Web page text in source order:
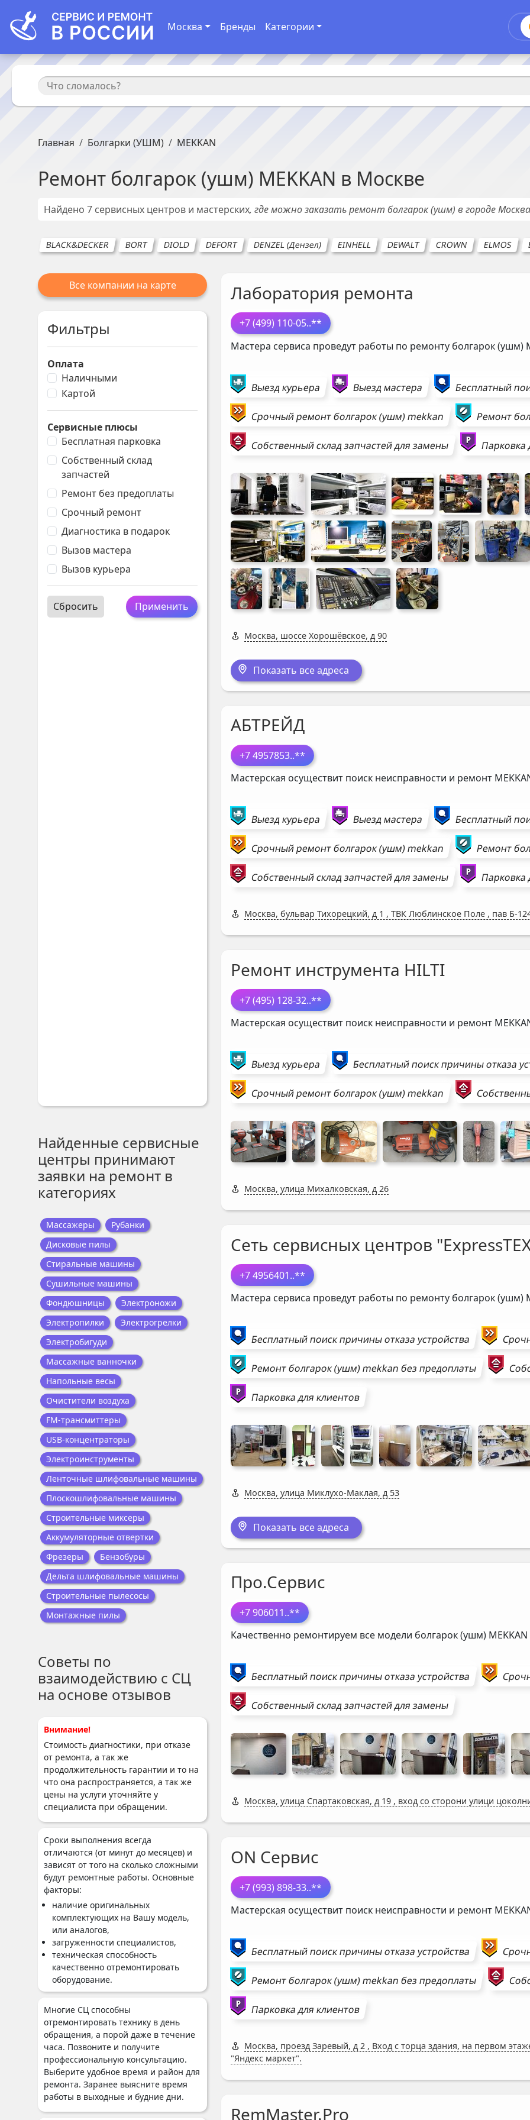
Москва Бренды Категории
Главная Болгарки (УШМ) MEKKAN
Ремонт болгарок (ушм) MEKKAN в Москве
Найдено 7 сервисных центров и мастерских, где можно заказать ремонт болгарок (ушм) в городеМосква
BLACK&DECKER BORT DIOLD DEFORT DENZEL (Дензел) EINHELL DEWALT CROWN ELMOS
Все компании на карте
Фильтры
Оплата
Наличными
Картой
Сервисные плюсы
Бесплатная парковка
Собственный склад
запчастей
Ремонт без предоплаты
Срочный ремонт
Диагностика в подарок
Вызов мастера
Вызов курьера
Применить
Сбросить
Найденные сервисные
центры принимают
заявки на ремонт в
категориях
Массажеры
Рубанки
Дисковые пилы
Стиральные машины
Сушильные машины
Фондюшницы
Электроножи
Электропилки
Электрогрелки
Электробигуди
Массажные ванночки
Напольные весы
Очистители воздуха
FM-трансмиттеры
USB-концентраторы
Электроинструменты
Ленточные шлифовальные машины
Плоскошлифовальные машины
Строительные миксеры
Аккумуляторные отвертки
Фрезеры
Бензобуры
Дельта шлифовальные машины
Строительные пылесосы
Монтажные пилы
Советы по
взаимодействию с СЦ
на основе отзывов
Внимание!
Стоимость диагностики, при отказе
от ремонта, а так же
продолжительность гарантии и то на
что она распространяется, а так же
цены на услуги уточняйте у
специалиста при обращении.
Сроки выполнения всегда
отличаются (от минут до месяцев) и
зависят от того на сколько сложными
будут ремонтные работы. Основные
факторы:
наличие оригинальных
комплектующих на Вашу модель,
или аналогов,
загруженности специалистов,
техническая способность
качественно отремонтировать
оборудование.
Многие СЦ способны
отремонтировать технику в день
обращения, а порой даже в течение
часа. Позвоните и получите
профессиональную консультацию.
Выберите удобное время и район для
ремонта. Заранее выясните время
работы в выходные и будние дни.
Лаборатория ремонта
+7 (499) 110-05..**
Мастера сервиса проведут работы по ремонту болгарок (ушм)
Выезд курьера Выезд мастера Бесплатный
Срочный ремонтболгарок (ушм)mekkan Ремонт
Собственный склад запчастей для замены Парковка
Москва, шоссе Хорошёвское, д 90
Показать все адреса
АБТРЕЙД
+7 4957853..**
Мастерская осуществит поиск неисправности и ремонт
Выезд курьера Выезд мастера Бесплатный
Срочный ремонтболгарок (ушм)mekkan Ремонт
Собственный склад запчастей для замены Парковка
Москва, бульвар Тихорецкий, д 1 , ТВК Люблинское Поле , пав Б-
Ремонт инструмента HILTI
+7 (495) 128-32..**
Мастерская осуществит поиск неисправности и ремонт
Выезд курьера Бесплатный поиск причины отказа
Срочный ремонтболгарок (ушм)mekkan
Москва, улица Михалковская, д 26
Сеть сервисных центров
+7 4956401..**
Мастера сервиса проведут работы по ремонту болгарок (ушм)
Бесплатный поиск причины отказа устройства
Ремонтболгарок (ушм)mekkanбез предоплаты
Парковка для клиентов
Москва, улица Миклухо-Маклая, д 53
Показать все адреса
Про.Сервис
+7 906011..**
Качественно ремонтируем все модели болгарок (ушм) MEKKAN
Бесплатный поиск причины отказа устройства
Собственный склад запчастей для замены
Москва, улица Спартаковская, д 19 , вход со сторони улици
ON Сервис
+7 (993) 898-33..**
Мастерская осуществит поиск неисправности и ремонт
Бесплатный поиск причины отказа устройства
Ремонтболгарок (ушм)mekkanбез предоплаты
Парковка для клиентов
Москва, проезд Заревый, д 2 , Вход с торца здания, на первом
"Яндекс маркет".
RemMaster.Pro